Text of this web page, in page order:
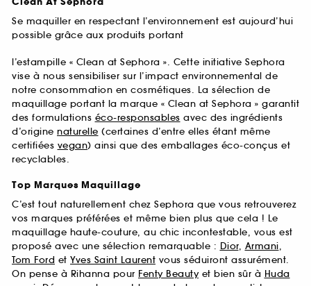
Se maquiller en respectant l’environnement est aujourd’hui
possible grâce aux produits portant
l’estampille « Clean at Sephora ». Cette initiative Sephora
vise à nous sensibiliser sur l’impact environnemental de
notre consommation en cosmétiques. La sélection de
maquillage portant la marque « Clean at Sephora » garantit
des formulations éco-responsables avec des ingrédients
d’origine naturelle (certaines d’entre elles étant même
certifiées vegan) ainsi que des emballages éco-conçus et
recyclables.
Top Marques Maquillage
C’est tout naturellement chez Sephora que vous retrouverez
vos marques préférées et même bien plus que cela ! Le
maquillage haute-couture, au chic incontestable, vous est
proposé avec une sélection remarquable : Dior, Armani,
Tom Ford et Yves Saint Laurent vous séduiront assurément.
On pense à Rihanna pour Fenty Beautyet bien sûr à Huda